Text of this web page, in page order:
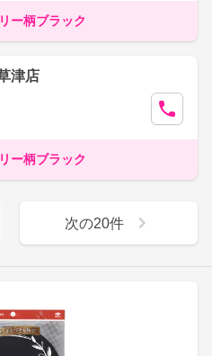
ー柄ブラック
津店
ー柄ブラック
次の20件